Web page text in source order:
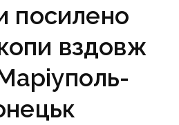
посилено
вздовж